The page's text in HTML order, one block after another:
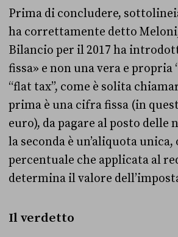
Prima di concludere,
ha correttamente detto
Bilancio per il 2017 ha
fissa» e non una vera e propria
“flat tax”, come è solita
prima è una cifra fissa (in
euro), da pagare al posto delle
la seconda è un’aliquota unica,
percentuale che applicata al
determina il valore
Il verdetto